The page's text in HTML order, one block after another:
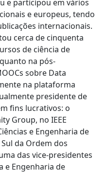
e participou em vários
e europeus, tendo
internacionais.
cerca de cinquenta
de ciência de
na pós-
sobre Data
na plataforma
presidente de
fins lucrativos: o
Group, no IEEE
e Engenharia de
da Ordem dos
das vice-presidentes
e Engenharia de